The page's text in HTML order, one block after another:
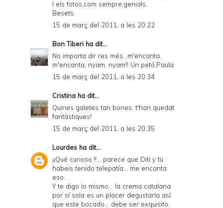
I els fotos,com sempre,genials.
Besets.
15 de març del 2011, a les 20:22
Bon Tiberi ha dit...
No importa dir res més...m'encanta,
m'encanta, nyam, nyam!! Un petó,Paula
15 de març del 2011, a les 20:34
Cristina ha dit...
Quines galetes tan bones, t'han quedat
fantàstiques!
15 de març del 2011, a les 20:35
Lourdes ha dit...
¡¡Qué curioso.!!... parece que Diti y tú
habeis tenido telepatía... me encanta
eso.
Y te digo lo mismo... la crema catalana
por sí sola es un placer degustarla así
que este bocado... debe ser exquisito.